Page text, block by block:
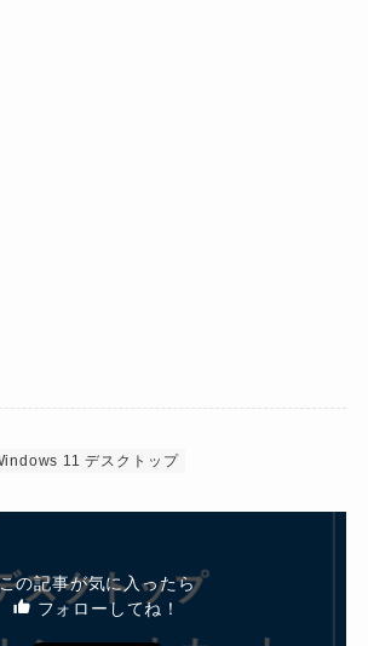
11 デスクトップ
の記事が気に入ったら
フォローしてね！